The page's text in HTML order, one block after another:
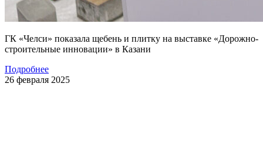
ГК «Челси» показала щебень и плитку на выставке «Дорожно-
строительные инновации» в Казани
Подробнее
26 февраля 2025